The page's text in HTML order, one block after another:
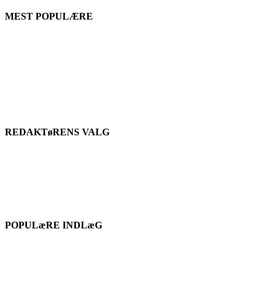
MEST POPULÆRE
REDAKTøRENS VALG
POPULæRE INDLæG